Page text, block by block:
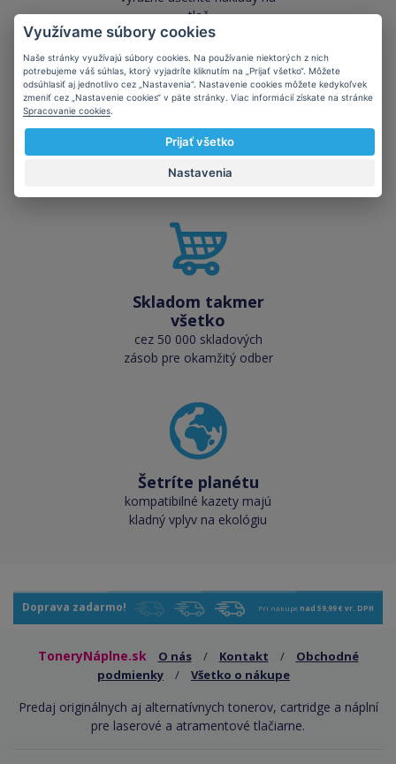
tlač
Vysoká kvalita
kvalita je porovnateľná s
originálnymi náplňami
Skladom takmer
všetko
cez 50 000 skladových
zásob pre okamžitý odber
Šetríte planétu
kompatibilné kazety majú
kladný vplyv na ekológiu
Doprava zadarmo! Pri nákupe nad 59,99 € vr. DPH
ToneryNáplne.sk O nás / Kontakt /
Obchodné
podmienky
/ Všetko o nákupe
Predaj originálnych aj alternatívnych tonerov, cartridge a náplní
pre laserové a atramentové tlačiarne.
Využívame súbory cookies
Naše stránky využívajú súbory cookies. Na používanie niektorých z nich
potrebujeme váš súhlas, ktorý vyjadríte kliknutím na „Prijať všetko“. Môžete
odsúhlasiť aj jednotlivo cez „Nastavenia“. Nastavenie cookies môžete kedykoľvek
zmeniť cez „Nastavenie cookies“ v päte stránky. Viac informácií získate na stránke
Spracovanie cookies
Prijať všetko
Nastavenia